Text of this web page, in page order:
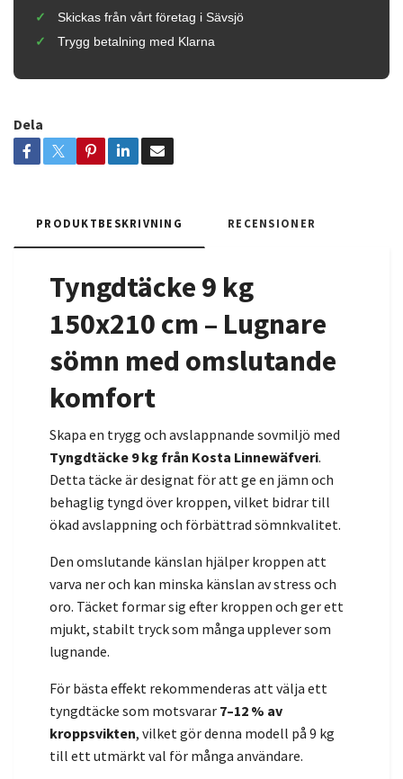
Skickas från vårt företag i Sävsjö
Trygg betalning med Klarna
Dela
PRODUKTBESKRIVNING RECENSIONER
Tyngdtäcke 9 kg
150x210 cm – Lugnare
sömn med omslutande
komfort
Skapa en trygg och avslappnande sovmiljö med
Tyngdtäcke 9 kg från Kosta Linnewäfveri.
Detta täcke är designat för att ge en jämn och
behaglig tyngd över kroppen, vilket bidrar till
ökad avslappning och förbättrad sömnkvalitet.
Den omslutande känslan hjälper kroppen att
varva ner och kan minska känslan av stress och
oro. Täcket formar sig efter kroppen och ger ett
mjukt, stabilt tryck som många upplever som
lugnande.
För bästa effekt rekommenderas att välja ett
tyngdtäcke som motsvarar 7–12 % av
kroppsvikten, vilket gör denna modell på 9 kg
till ett utmärkt val för många användare.